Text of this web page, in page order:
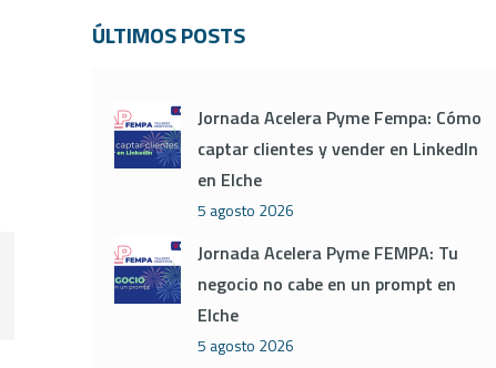
ÚLTIMOS POSTS
Jornada Acelera Pyme Fempa: Cómo
captar clientes y vender en LinkedIn
en Elche
5 agosto 2026
Jornada Acelera Pyme FEMPA: Tu
negocio no cabe en un prompt en
Elche
5 agosto 2026